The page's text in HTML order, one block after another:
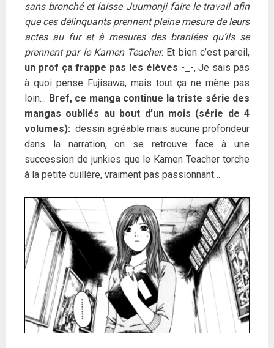
sans bronché et laisse Juumonji faire le travail afin
que ces délinquants prennent pleine mesure de leurs
actes au fur et à mesures des branlées qu’ils se
prennent par le Kamen Teacher. Et bien c’est pareil,
un prof ça frappe pas les élèves -_-, Je sais pas
à quoi pense Fujisawa, mais tout ça ne mène pas
loin… Bref, ce manga continue la triste série des
mangas oubliés au bout d’un mois (série de 4
volumes): dessin agréable mais aucune profondeur
dans la narration, on se retrouve face à une
succession de junkies que le Kamen Teacher torche
à la petite cuillère, vraiment pas passionnant…